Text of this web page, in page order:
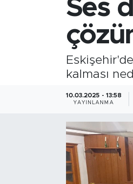
Ses
kalması
10.03.2025 - 13:58
YAYINLANMA
Teknoloji
Süper Lig Puan Durumu
Tüm Manşetler
Son Dakika Haberleri
Haber Arşivi